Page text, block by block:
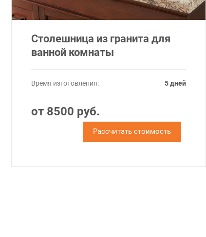
Столешница из гранита для
ванной комнаты
Время изготовления: 5 дней
от 8500 руб.
Рассчитать стоимость